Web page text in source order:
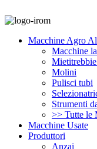
Macchine Agro
Macchine
Molini
Pulisci tubi
Strumenti
>> Tutte le
Macchine Usate
Produttori
Anzai